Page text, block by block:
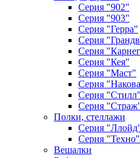
Серия "902"
Серия "903"
Серия "Герра"
Серия
Серия
Серия "Кея"
Серия "Маст"
Серия
Серия "Стилл"
Серия
Полки, стеллажи
Серия
Серия "Техно"
Вешалки